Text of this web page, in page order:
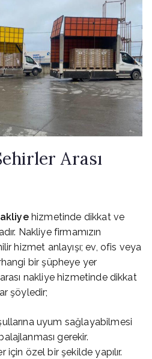
Arası
hizmetinde dikkat ve
Nakliye firmamızın
hizmet anlayışı; ev, ofis veya
bir şüpheye yer
nakliye hizmetinde dikkat
şöyledir;
uyum sağlayabilmesi
gerekir.
için özel bir şekilde yapılır.